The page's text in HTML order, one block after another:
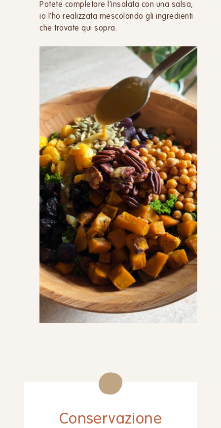
Potete completare l’insalata con una salsa,
io l’ho realizzata mescolando gli ingredienti
che trovate qui sopra.
Conservazione